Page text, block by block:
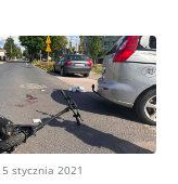
stycznia 2021